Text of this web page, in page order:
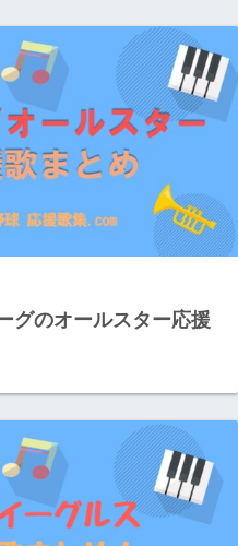
グのオールスター応援